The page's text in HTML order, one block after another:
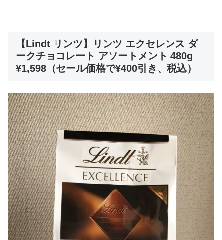
【Lindt リンツ】リンツ エクセレンス ダ
ークチョコレート アソートメント 480g
¥1,598（セール価格で¥400引き、税込）